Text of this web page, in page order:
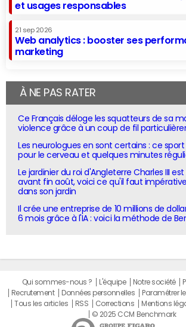
et usages responsables
21 sep 2026
Web analytics : booster ses
marketing
À NE PAS RATER
Ce Français déloge les squatteurs de sa
violence grâce à un coup de fil
Les neurologues en sont certains : ce
pour le cerveau et quelques minutes
Le jardinier du roi d'Angleterre Charles III
avant fin août, voici ce qu'il faut
dans son jardin
Il crée une entreprise de 10 millions de
6 mois grâce à l'IA : voici la méthode de
Qui sommes-nous ? L'équipe Notre société
Recrutement
Données personnelles Paramétrer
Tous les articles
RSS Corrections Mentions
© 2025 CCM Benchmark